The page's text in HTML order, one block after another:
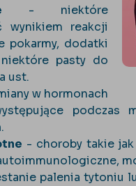
- niektóre
wynikiem reakcji
pokarmy, dodatki
pasty do
ust.
w hormonach
podczas
- choroby takie
palenia tytoniu